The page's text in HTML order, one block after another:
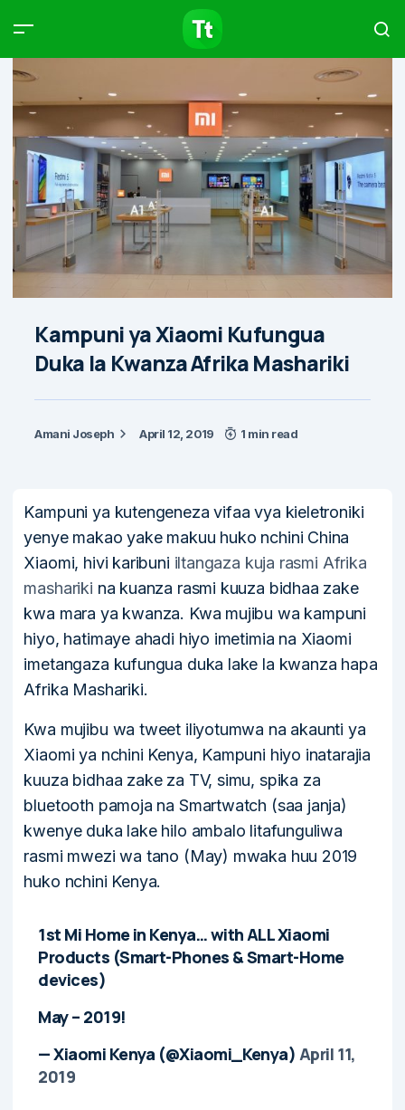
Kampuni ya Xiaomi Kufungua
Duka la Kwanza Afrika Mashariki
Amani Joseph April 12, 2019 1 min read
Kampuni ya kutengeneza vifaa vya kieletroniki
yenye makao yake makuu huko nchini China
Xiaomi, hivi karibuni iltangaza kuja rasmi Afrika
mashariki na kuanza rasmi kuuza bidhaa zake
kwa mara ya kwanza. Kwa mujibu wa kampuni
hiyo, hatimaye ahadi hiyo imetimia na Xiaomi
imetangaza kufungua duka lake la kwanza hapa
Afrika Mashariki.
Kwa mujibu wa tweet iliyotumwa na akaunti ya
Xiaomi ya nchini Kenya, Kampuni hiyo inatarajia
kuuza bidhaa zake za TV, simu, spika za
bluetooth pamoja na Smartwatch (saa janja)
kwenye duka lake hilo ambalo litafunguliwa
rasmi mwezi wa tano (May) mwaka huu 2019
huko nchini Kenya.
1st Mi Home in Kenya… with ALL Xiaomi
Products (Smart-Phones & Smart-Home
devices)
May – 2019!
— Xiaomi Kenya (@Xiaomi_Kenya) April 11,
2019
Products Articles
Type to start searching…